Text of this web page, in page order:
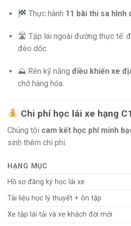
Thực hành 11 bài thi sa hình
🛣 Tập lái ngoài đường thực tế:
đèo dốc.
⛰ Rèn kỹ năng điều khiển xe
chở hàng hóa.
Chi phí học lái xe hạng C1
Chúng tôi cam kết học phí minh
sinh thêm chi phí.
HẠNG MỤC
Hồ sơ đăng ký học lái xe
Tài liệu học lý thuyết + ôn tập
Xe tập lái tải và xe khách đời mới